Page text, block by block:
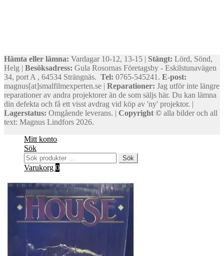
Hämta eller lämna: Vardagar 10-12, 13-15 | Stängt: Lörd, Sönd,
Helg | Besöksadress: Gula Rosornas Företagsby - Eskilstunavägen
34, port A , 64534 Strängnäs. Tel: 0765-545241. E-post:
magnus[at]smalfilmexperten.se | Reparationer: Jag utför inte längre
reparationer av andra projektorer än de som säljs här. Du kan lämna
din defekta och få ett visst avdrag vid köp av 'ny' projektor. |
Lagerstatus: Omgående leverans. | Copyright © alla bilder och all
text: Magnus Lindfors 2026.
Mitt konto
Sök
Sök
efter:
Sök
Varukorg 0